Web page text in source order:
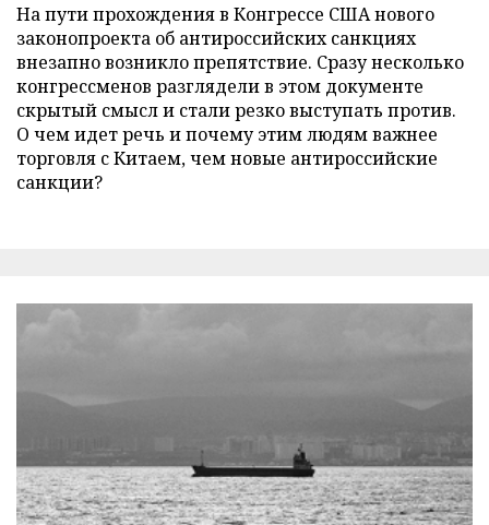
На пути прохождения в Конгрессе США нового
законопроекта об антироссийских санкциях
внезапно возникло препятствие. Сразу несколько
конгрессменов разглядели в этом документе
скрытый смысл и стали резко выступать против.
О чем идет речь и почему этим людям важнее
торговля с Китаем, чем новые антироссийские
санкции?